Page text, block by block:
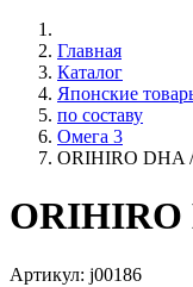
Главная
Каталог
Японские
по составу
Омега 3
ORIHIRO DHA
ORIHIRO
Артикул: j00186